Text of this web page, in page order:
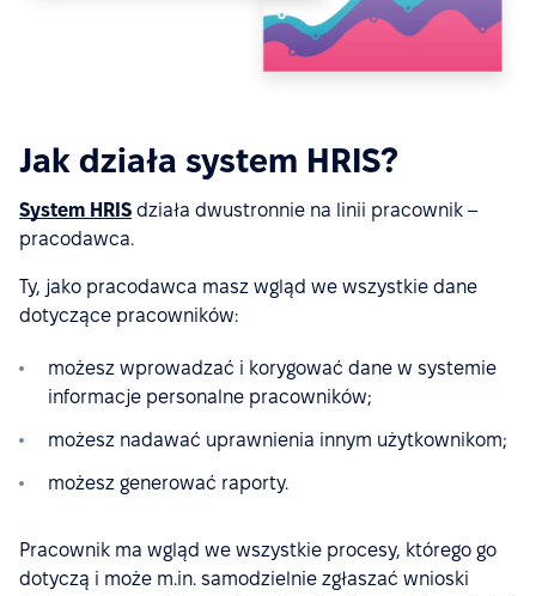
Jak działa system HRIS?
System HRIS działa dwustronnie na linii pracownik –
pracodawca.
Ty, jako pracodawca masz wgląd we wszystkie dane
dotyczące pracowników:
możesz wprowadzać i korygować dane w systemie
informacje personalne pracowników;
możesz nadawać uprawnienia innym użytkownikom;
możesz generować raporty.
Pracownik ma wgląd we wszystkie procesy, którego go
dotyczą i może m.in. samodzielnie zgłaszać wnioski